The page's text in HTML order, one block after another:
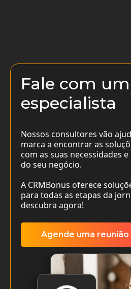
Fale com um
especialista
Nossos consultores vão
marca a encontrar as
com as suas necessidades
do seu negócio.
A CRMBonus oferece
para todas as etapas da
descubra agora!
Agende uma reunião